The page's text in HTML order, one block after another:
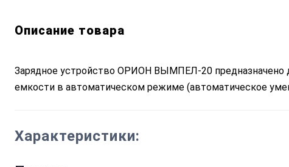
Описание товара
Зарядное устройство ОРИОН ВЫМПЕЛ-20 предназначено
емкости в автоматическом режиме (автоматическое
Характеристики: